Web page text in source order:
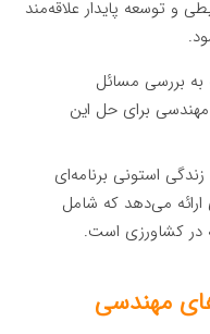
و توسعه پایدار علاقه‌مند
به بررسی مسائل
برای حل این
استونی برنامه‌ای
می‌دهد که شامل
در کشاورزی است.
مهندسی